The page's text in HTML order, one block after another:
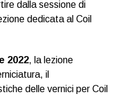
dalla sessione di
dedicata al Coil
2022, la lezione
il
delle vernici per Coil